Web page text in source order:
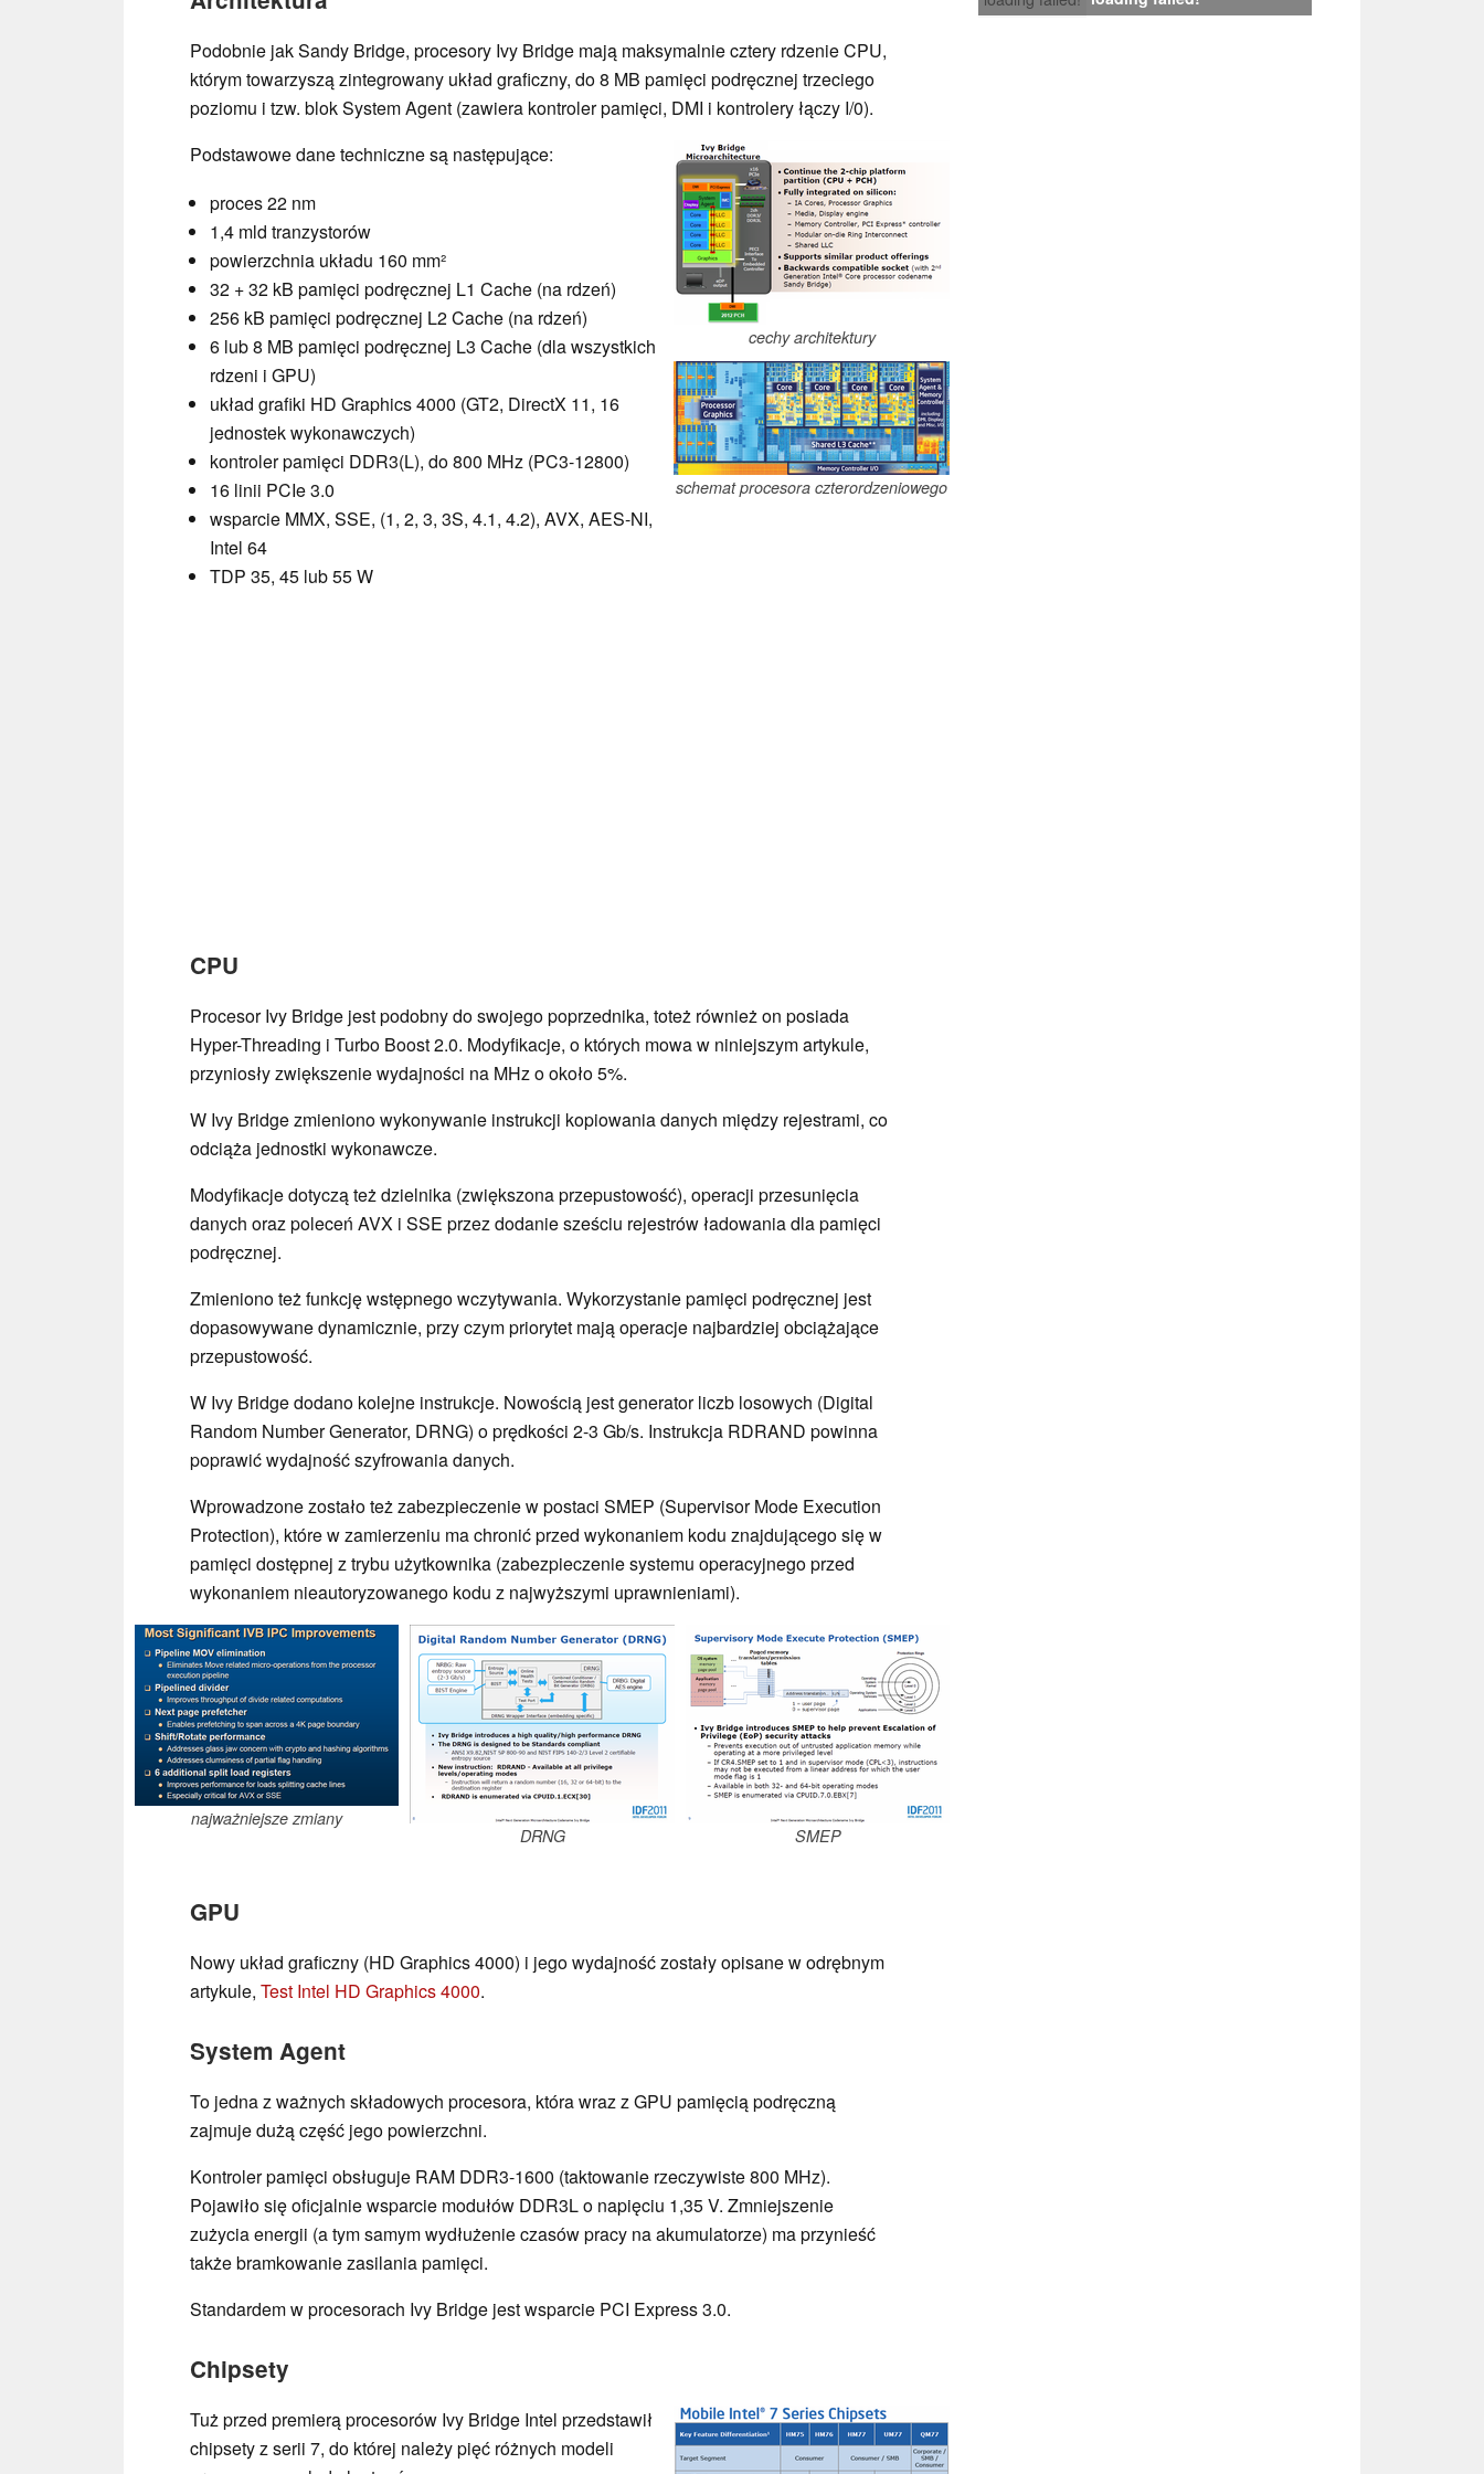
Podobnie jak Sandy Bridge, procesory Ivy Bridge mają maksymalnie cztery rdzenie CPU,
którym towarzyszą zintegrowany układ graficzny, do 8 MB pamięci podręcznej trzeciego
poziomu i tzw. blok System Agent (zawiera kontroler pamięci, DMI i kontrolery łączy I/0).
cechy architektury
schemat procesora czterordzeniowego
Podstawowe dane techniczne są następujące:
proces 22 nm
1,4 mld tranzystorów
powierzchnia układu 160 mm²
32 + 32 kB pamięci podręcznej L1 Cache (na rdzeń)
256 kB pamięci podręcznej L2 Cache (na rdzeń)
6 lub 8 MB pamięci podręcznej L3 Cache (dla wszystkich
rdzeni i GPU)
układ grafiki HD Graphics 4000 (GT2, DirectX 11, 16
jednostek wykonawczych)
kontroler pamięci DDR3(L), do 800 MHz (PC3-12800)
16 linii PCIe 3.0
wsparcie MMX, SSE, (1, 2, 3, 3S, 4.1, 4.2), AVX, AES-NI,
Intel 64
TDP 35, 45 lub 55 W
CPU
Procesor Ivy Bridge jest podobny do swojego poprzednika, toteż również on posiada
Hyper-Threading i Turbo Boost 2.0. Modyfikacje, o których mowa w niniejszym artykule,
przyniosły zwiększenie wydajności na MHz o około 5%.
W Ivy Bridge zmieniono wykonywanie instrukcji kopiowania danych między rejestrami, co
odciąża jednostki wykonawcze.
Modyfikacje dotyczą też dzielnika (zwiększona przepustowość), operacji przesunięcia
danych oraz poleceń AVX i SSE przez dodanie sześciu rejestrów ładowania dla pamięci
podręcznej.
Zmieniono też funkcję wstępnego wczytywania. Wykorzystanie pamięci podręcznej jest
dopasowywane dynamicznie, przy czym priorytet mają operacje najbardziej obciążające
przepustowość.
W Ivy Bridge dodano kolejne instrukcje. Nowością jest generator liczb losowych (Digital
Random Number Generator, DRNG) o prędkości 2-3 Gb/s. Instrukcja RDRAND powinna
poprawić wydajność szyfrowania danych.
Wprowadzone zostało też zabezpieczenie w postaci SMEP (Supervisor Mode Execution
Protection), które w zamierzeniu ma chronić przed wykonaniem kodu znajdującego się w
pamięci dostępnej z trybu użytkownika (zabezpieczenie systemu operacyjnego przed
wykonaniem nieautoryzowanego kodu z najwyższymi uprawnieniami).
najważniejsze zmiany
DRNG
SMEP
GPU
Nowy układ graficzny (HD Graphics 4000) i jego wydajność zostały opisane w odrębnym
artykule, Test Intel HD Graphics 4000.
System Agent
To jedna z ważnych składowych procesora, która wraz z GPU pamięcią podręczną
zajmuje dużą część jego powierzchni.
Kontroler pamięci obsługuje RAM DDR3-1600 (taktowanie rzeczywiste 800 MHz).
Pojawiło się oficjalnie wsparcie modułów DDR3L o napięciu 1,35 V. Zmniejszenie
zużycia energii (a tym samym wydłużenie czasów pracy na akumulatorze) ma przynieść
także bramkowanie zasilania pamięci.
Standardem w procesorach Ivy Bridge jest wsparcie PCI Express 3.0.
Chipsety
Tuż przed premierą procesorów Ivy Bridge Intel przedstawił
chipsety z serii 7, do której należy pięć różnych modeli